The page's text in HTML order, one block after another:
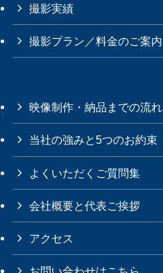
撮影実績
撮影プラン／料金のご案内
映像制作・納品までの流れ
当社の強みと5つのお約束
よくいただくご質問集
会社概要と代表ご挨拶
アクセス